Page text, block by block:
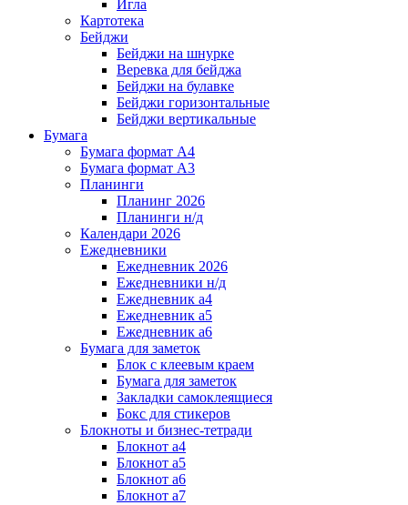
Игла
Картотека
Бейджи
Бейджи на шнурке
Веревка для бейджа
Бейджи на булавке
Бейджи горизонтальные
Бейджи вертикальные
Бумага
Бумага формат А4
Бумага формат А3
Планинги
Планинг 2026
Планинги н/д
Календари 2026
Ежедневники
Ежедневник 2026
Ежедневники н/д
Ежедневник а4
Ежедневник а5
Ежедневник а6
Бумага для заметок
Блок с клеевым краем
Бумага для заметок
Закладки самоклеящиеся
Бокс для стикеров
Блокноты и бизнес-тетради
Блокнот а4
Блокнот а5
Блокнот а6
Блокнот а7